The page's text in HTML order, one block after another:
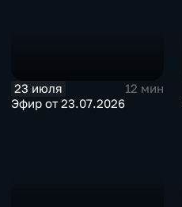
23 июля
12 мин
Эфир от 23.07.2026